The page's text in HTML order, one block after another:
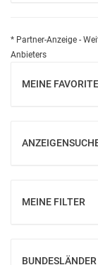
* Partner-Anzeige -
Anbieters
MEINE
EINBLENDEN
EINBLENDEN
MEINE FILTER
EINBLENDEN
BUNDESLÄNDER